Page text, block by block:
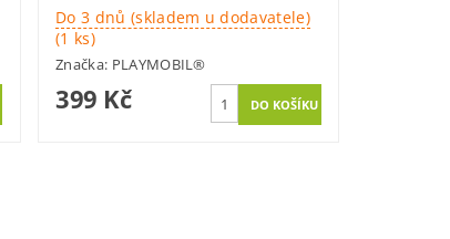
Do 3 dnů (skladem u dodavatele)
(1 ks)
Značka: PLAYMOBIL®
399 Kč